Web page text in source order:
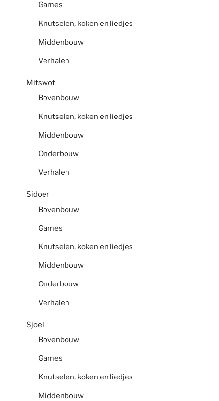
Games
Knutselen, koken en liedjes
Middenbouw
Verhalen
Mitswot
Bovenbouw
Knutselen, koken en liedjes
Middenbouw
Onderbouw
Verhalen
Sidoer
Bovenbouw
Games
Knutselen, koken en liedjes
Middenbouw
Onderbouw
Verhalen
Sjoel
Bovenbouw
Games
Knutselen, koken en liedjes
Middenbouw